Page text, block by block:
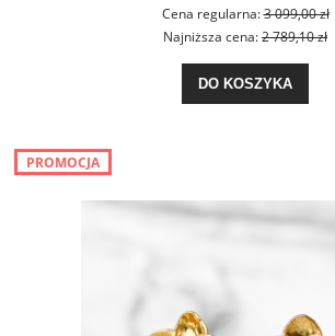
Cena regularna:3 099,00 zł
Najniższa cena:2 789,10 zł
DO KOSZYKA
PROMOCJA